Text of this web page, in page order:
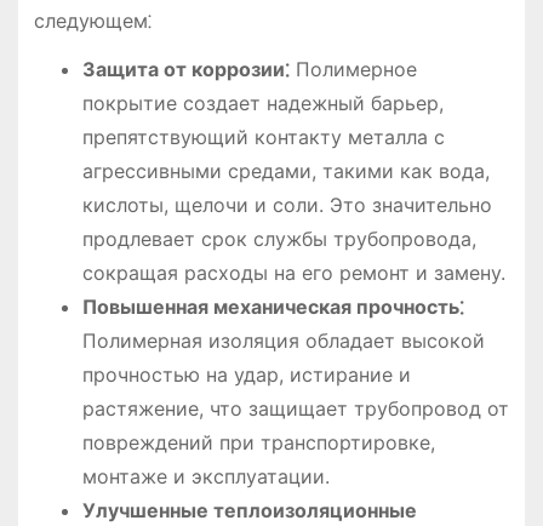
следующем⁚
Защита от коррозии⁚Полимерное
покрытие создает надежный барьер,
препятствующий контакту металла с
агрессивными средами, такими как вода,
кислоты, щелочи и соли. Это значительно
продлевает срок службы трубопровода,
сокращая расходы на его ремонт и замену.
Повышенная механическая прочность⁚
Полимерная изоляция обладает высокой
прочностью на удар, истирание и
растяжение, что защищает трубопровод от
повреждений при транспортировке,
монтаже и эксплуатации.
Улучшенные теплоизоляционные